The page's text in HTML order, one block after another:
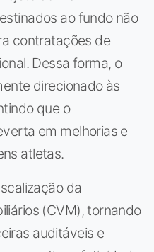
ao fundo não
contratações de
Dessa forma, o
direcionado às
que o
em melhorias e
atletas.
da
(CVM), tornando
auditáveis e